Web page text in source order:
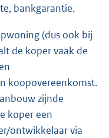
bankgarantie.
(dus ook bij
de koper vaak de
koopovereenkomst.
zijnde
koper een
ontwikkelaar via